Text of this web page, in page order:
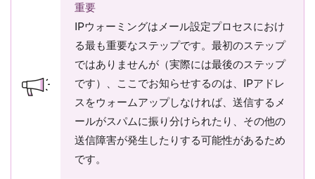
重要
IPウォーミングはメール設定プロセスにおけ
る最も重要なステップです。最初のステップ
ではありませんが（実際には最後のステップ
です）、ここでお知らせするのは、IPアドレ
スをウォームアップしなければ、送信するメ
ールがスパムに振り分けられたり、その他の
送信障害が発生したりする可能性があるため
です。